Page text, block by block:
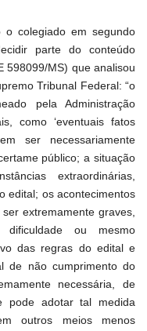
colegiado em segundo
parte do conteúdo
598099/MS) que analisou
Tribunal Federal: “o
pela Administração
como ‘eventuais fatos
ser necessariamente
público; a situação
extraordinárias,
edital; os acontecimentos
extremamente graves,
dificuldade ou mesmo
das regras do edital e
de não cumprimento do
necessária, de
pode adotar tal medida
outros meios menos